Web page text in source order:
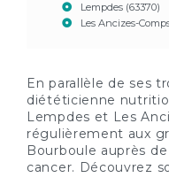
Lempdes (63370)
Les Ancizes-
En parallèle de ses
diététicienne
Lempdes et Les
régulièrement aux
Bourboule auprès
cancer. Découvrez